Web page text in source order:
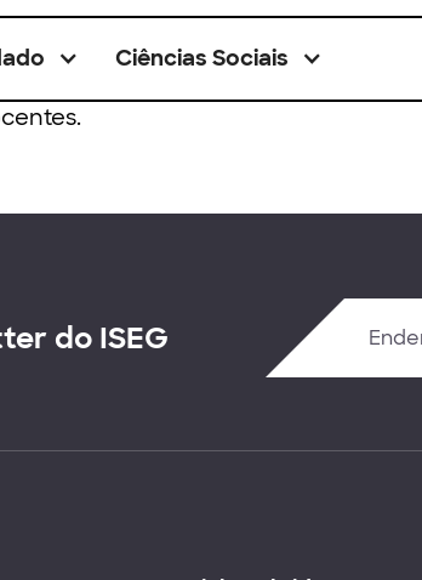
Ciências Sociais
do ISEG